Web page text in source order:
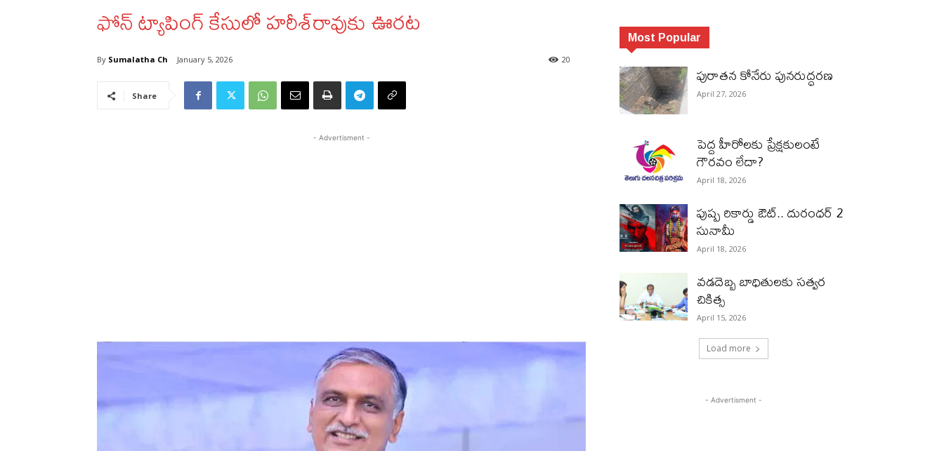
ఫోన్‌ ట్యాపింగ్‌ కేసులో హరీశ్‌రావుకు ఊరట
By Sumalatha Ch January 5, 2026 20
Share
- Advertisment -
Most Popular
పురాత‌న కోనేరు పున‌రుద్ధ‌ర‌ణ
April 27, 2026
పెద్ద హీరోల‌కు ప్రేక్ష‌కులంటే
గౌర‌వం లేదా?
April 18, 2026
పుష్ప రికార్డు ఔట్‌.. దురంధ‌ర్ 2
సునామీ
April 18, 2026
వడదెబ్బ బాధితులకు సత్వర
చికిత్స
April 15, 2026
Load more
- Advertisment -